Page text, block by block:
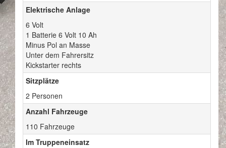
Elektrische Anlage
6 Volt
1 Batterie 6 Volt 10 Ah
Minus Pol an Masse
Unter dem Fahrersitz
Kickstarter rechts
Sitzplätze
2 Personen
Anzahl Fahrzeuge
110 Fahrzeuge
Im Truppeneinsatz